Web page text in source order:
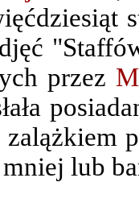
przez
zalążkiem
lub